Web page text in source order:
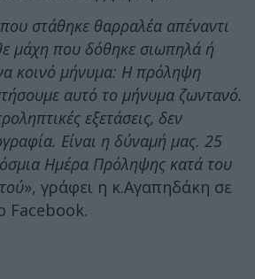
στάθηκε θαρραλέα απέναντι
μάχη που δόθηκε σιωπηλά ή
κοινό μήνυμα: Η πρόληψη
αυτό το μήνυμα ζωντανό.
εξετάσεις, δεν
Είναι η δύναμή μας. 25
Ημέρα Πρόληψης κατά του
», γράφει η κ.Αγαπηδάκη σε
Facebook.